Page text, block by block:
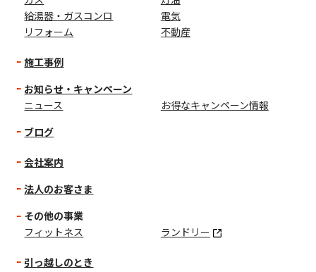
給湯器・ガスコンロ
電気
リフォーム
不動産
施工事例
お知らせ・キャンペーン
ニュース
お得なキャンペーン情報
ブログ
会社案内
法人のお客さま
その他の事業
フィットネス
ランドリー
引っ越しのとき